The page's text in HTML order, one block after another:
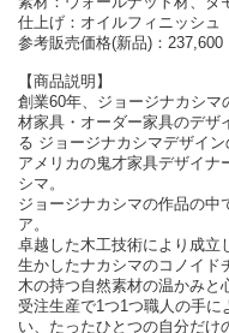
仕上げ：オイルフィニッシュ
参考販売価格(新品)：237,600
【商品説明】
創業60年、ジョージナカシ
材家具・オーダー家具のデザ
る ジョージナカシマデザイン
アメリカの鬼才家具デザイナ
シマ。
ジョージナカシマの作品の中
ア。
卓越した木工技術により成立
生かしたナカシマのコノイド
木の持つ自然素材の温かみと
受注生産で1つ1つ職人の手
い、たったひとつの自分だけ